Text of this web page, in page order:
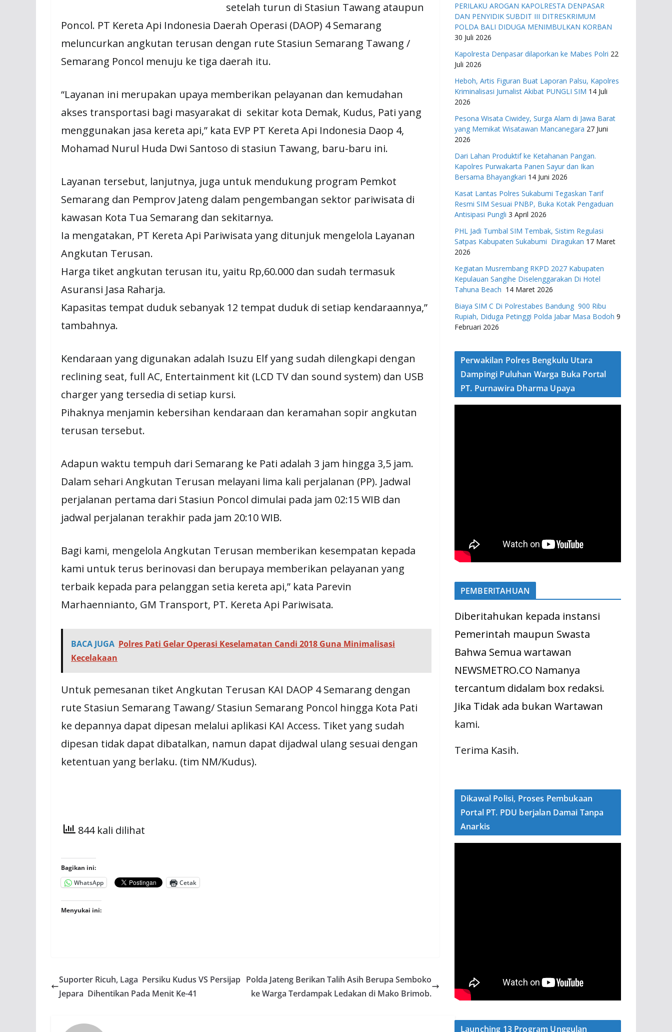
setelah turun di Stasiun Tawang ataupun
Poncol. PT Kereta Api Indonesia Daerah Operasi (DAOP) 4 Semarang
meluncurkan angkutan terusan dengan rute Stasiun Semarang Tawang /
Semarang Poncol menuju ke tiga daerah itu.
“Layanan ini merupakan upaya memberikan pelayanan dan kemudahan
akses transportasi bagi masyarakat di sekitar kota Demak, Kudus, Pati yang
menggunakan jasa kereta api,” kata EVP PT Kereta Api Indonesia Daop 4,
Mohamad Nurul Huda Dwi Santoso di stasiun Tawang, baru-baru ini.
Layanan tersebut, lanjutnya, juga untuk mendukung program Pemkot
Semarang dan Pemprov Jateng dalam pengembangan sektor pariwisata di
kawasan Kota Tua Semarang dan sekitarnya.
Ia mengatakan, PT Kereta Api Pariwisata yang ditunjuk mengelola Layanan
Angkutan Terusan.
Harga tiket angkutan terusan itu, yaitu Rp,60.000 dan sudah termasuk
Asuransi Jasa Raharja.
Kapasitas tempat duduk sebanyak 12 tempat duduk di setiap kendaraannya,”
tambahnya.
Kendaraan yang digunakan adalah Isuzu Elf yang sudah dilengkapi dengan
reclining seat, full AC, Entertainment kit (LCD TV dan sound system) dan USB
charger yang tersedia di setiap kursi.
Pihaknya menjamin kebersihan kendaraan dan keramahan sopir angkutan
terusan tersebut.
Adapun waktu tempuh dari Semarang ke Pati adalah 3 jam hingga 3,5 jam.
Dalam sehari Angkutan Terusan melayani lima kali perjalanan (PP). Jadwal
perjalanan pertama dari Stasiun Poncol dimulai pada jam 02:15 WIB dan
jadwal perjalanan terakhir pada jam 20:10 WIB.
Bagi kami, mengelola Angkutan Terusan memberikan kesempatan kepada
kami untuk terus berinovasi dan berupaya memberikan pelayanan yang
terbaik kepada para pelanggan setia kereta api,” kata Parevin
Marhaennianto, GM Transport, PT. Kereta Api Pariwisata.
BACA JUGA Polres Pati Gelar Operasi Keselamatan Candi 2018 Guna Minimalisasi
Kecelakaan
Untuk pemesanan tiket Angkutan Terusan KAI DAOP 4 Semarang dengan
rute Stasiun Semarang Tawang/ Stasiun Semarang Poncol hingga Kota Pati
ke depannya dapat dipesan melalui aplikasi KAI Access. Tiket yang sudah
dipesan tidak dapat dibatalkan, namun dapat dijadwal ulang sesuai dengan
ketentuan yang berlaku. (tim NM/Kudus).
844 kali dilihat
Bagikan ini:
WhatsApp
Cetak
Menyukai ini:
Suporter Ricuh, Laga Persiku Kudus VS Persijap
Jepara Dihentikan Pada Menit Ke-41
Polda Jateng Berikan Talih Asih Berupa Semboko
ke Warga Terdampak Ledakan di Mako Brimob.
PERILAKU AROGAN KAPOLRESTA DENPASAR
DAN PENYIDIK SUBDIT III DITRESKRIMUM
POLDA BALI DIDUGA MENIMBULKAN KORBAN
30 Juli 2026
Kapolresta Denpasar dilaporkan ke Mabes Polri 22
Juli 2026
Heboh, Artis Figuran Buat Laporan Palsu, Kapolres
Kriminalisasi Jurnalist Akibat PUNGLI SIM 14 Juli
2026
Pesona Wisata Ciwidey, Surga Alam di Jawa Barat
yang Memikat Wisatawan Mancanegara 27 Juni
2026
Dari Lahan Produktif ke Ketahanan Pangan.
Kapolres Purwakarta Panen Sayur dan Ikan
Bersama Bhayangkari 14 Juni 2026
Kasat Lantas Polres Sukabumi Tegaskan Tarif
Resmi SIM Sesuai PNBP, Buka Kotak Pengaduan
Antisipasi Pungli 3 April 2026
PHL Jadi Tumbal SIM Tembak, Sistim Regulasi
Satpas Kabupaten Sukabumi Diragukan 17 Maret
2026
Kegiatan Musrembang RKPD 2027 ​Kabupaten
Kepulauan Sangihe Diselenggarakan Di Hotel
Tahuna Beach 14 Maret 2026
Biaya SIM C Di Polrestabes Bandung 900 Ribu
Rupiah, Diduga Petinggi Polda Jabar Masa Bodoh 9
Februari 2026
Perwakilan Polres Bengkulu Utara
Dampingi Puluhan Warga Buka Portal
PT. Purnawira Dharma Upaya
PEMBERITAHUAN
Diberitahukan kepada instansi
Pemerintah maupun Swasta
Bahwa Semua wartawan
NEWSMETRO.CO Namanya
tercantum didalam box redaksi.
Jika Tidak ada bukan Wartawan
kami.
Terima Kasih.
Dikawal Polisi, Proses Pembukaan
Portal PT. PDU berjalan Damai Tanpa
Anarkis
Launching 13 Program Unggulan